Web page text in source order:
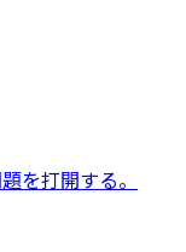
を打開する。